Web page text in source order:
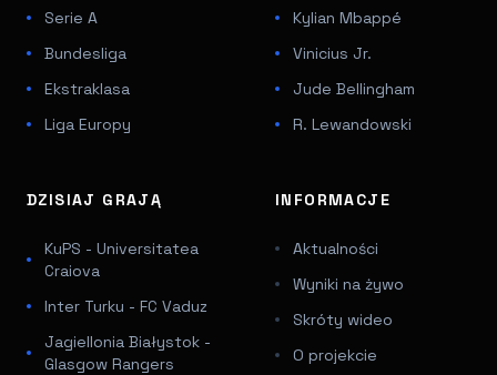
Serie A
Bundesliga
Ekstraklasa
Liga Europy
Kylian Mbappé
Vinicius Jr.
Jude Bellingham
R. Lewandowski
DZISIAJ GRAJĄ
KuPS - Universitatea
Craiova
Inter Turku - FC Vaduz
Jagiellonia Białystok -
Glasgow Rangers
INFORMACJE
Aktualności
Wyniki na żywo
Skróty wideo
O projekcie